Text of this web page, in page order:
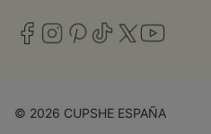
© 2026 CUPSHE ESPAÑA